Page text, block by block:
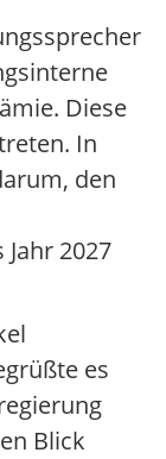
Diese
In
den
2027
es
Blick